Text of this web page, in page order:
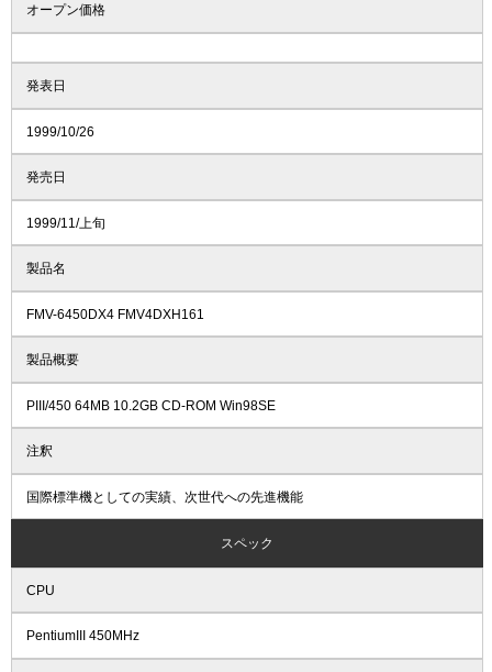
オープン価格
発表日
1999/10/26
発売日
1999/11/上旬
製品名
FMV-6450DX4 FMV4DXH161
製品概要
PIII/450 64MB 10.2GB CD-ROM Win98SE
注釈
国際標準機としての実績、次世代への先進機能
スペック
CPU
PentiumIII 450MHz